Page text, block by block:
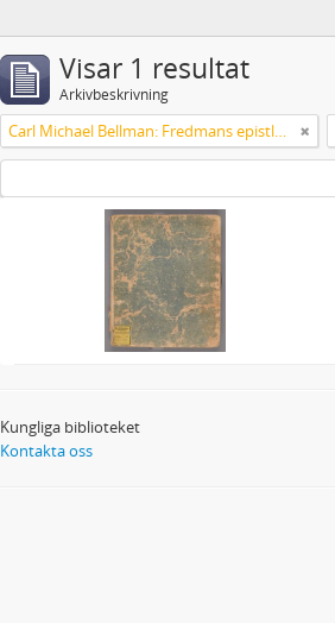
Visar 1 resultat
Arkivbeskrivning
Carl Michael Bellman: Fredmans epistlar [Nechers ex.]. Ep. 1-50
Kungliga biblioteket
Kontakta oss